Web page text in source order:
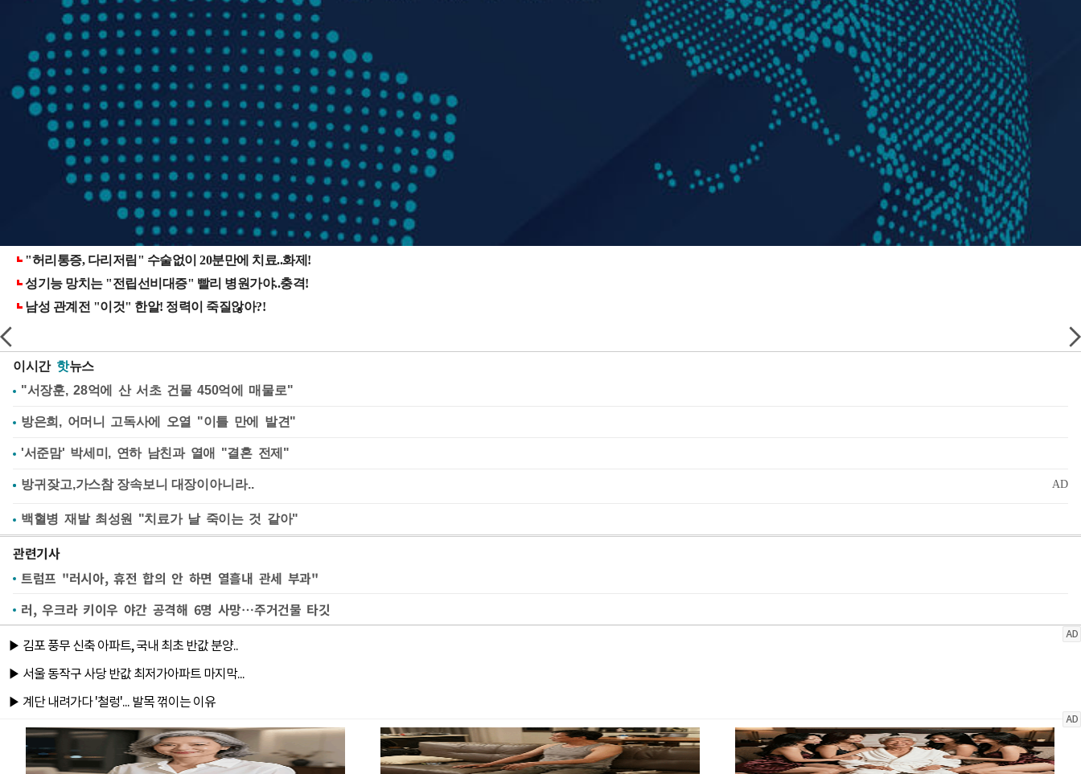
이시간 핫뉴스
"서장훈, 28억에 산 서초 건물 450억에 매물로"
방은희, 어머니 고독사에 오열 "이틀 만에 발견"
'서준맘' 박세미, 연하 남친과 열애 "결혼 전제"
백혈병 재발 최성원 "치료가 날 죽이는 것 같아"
관련기사
트럼프 "러시아, 휴전 합의 안 하면 열흘내 관세 부과"
러, 우크라 키이우 야간 공격해 6명 사망…주거건물 타깃